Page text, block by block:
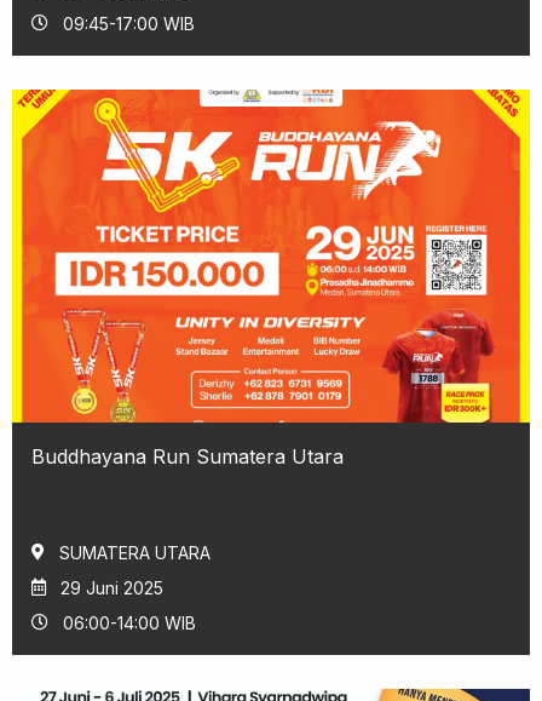
09:45-17:00 WIB
Buddhayana Run Sumatera Utara
SUMATERA UTARA
29 Juni 2025
06:00-14:00 WIB